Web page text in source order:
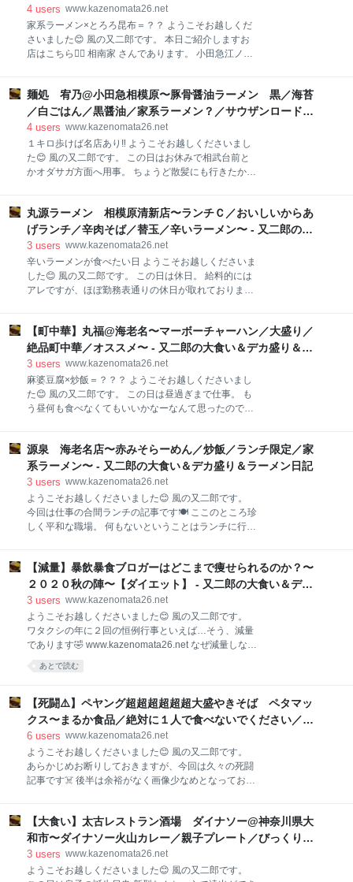
か？？ 実はワタクシ、ブログを始める前に２回ほど完
食しております。 まあとっくに大食いは引退してます
し、この日はコンディションもアレだったのでスルー
するつもりだったのですが、足が勝手にお店の前へ…
めて聞くよという方のために、富士山盛について解説
しておきますと、対象メニュー（冷たいおそば）の盛
りが普通、大盛、富士山盛と選ぶ
メン日記
4 users www.kazenomata26.net
家系ラーメン×とろろ昆布＝？？ ようこそお越しくだ
さいました😊 風の又二郎です。 本日ご紹介しますお
店はこちら💁‍♂️ 相南家 さんであります。 小田急江ノ島
ます⬇️ www.kazenomata26.net こちらはかつて横浜に
あった「岳家」の流れを汲むお店でして、本格的な家
系ラーメンが食べられる隠れた名店と言うべき存在で
あります😊 開店と同時に入店‼️ 後客は３名ほど。 現
在、営業時間と定休日を変更しています⬇️ 夜の部は休
業、夜しか営業していなかった火曜日は当然のごとく
ンナップ😊 トッピングのとろろ昆布が珍しいですね😆
そんなわけで今回は… ラーメン＋のり＋とろろ昆布＋
ラ
麺処 宥乃@小田急相模原〜豚骨醤油ラーメン 黒／海苔
／白ごはん／黒醤油／家系ラーメン？／サウザンロード〜
- 又二郎の大食い＆デカ盛り＆ラーメン日記
4 users www.kazenomata26.net
１キロ歩けば名店あり‼️ ようこそお越しくださいまし
た😊 風の又二郎です。 この日はお休みで相武台前と
かオダサガ方面へ用事。 ちょうど散髪にも行きたかっ
連食も考えましたが、夜だしさすがにやめておこうと
いうことで、距離的に近かったこちらへ💁‍♂️ 麺処 宥乃
さんであります。 場所は相模原市南区、小田急相模原
駅から徒歩で１５分くらいのところでしょうか？ 北口
を出てすぐのところに「サウザンロード」、通称「国
立病院通り」という商店街がありますので、そこをひ
つまり１０００ということで、どうやら全長１キロあ
るんだそうです。 体感的にはもっと長いような気がし
ないでもないですが、まあそう書いてあるんです
丸源ラーメン 相模原清新店〜ランチＣ／おいしいからあ
げランチ／辛肉そば／替玉／辛いラーメン〜 - 又二郎の大
食い＆デカ盛り＆ラーメン日記
3 users www.kazenomata26.net
辛いラーメンが食べたい日 ようこそお越しくださいま
した😊 風の又二郎です。 この日は休日。 給料的には
アレですが、ほぼ勤務表通りの休日が取れておりまし
べたら非常にありがたいことです😊 そんな休日、買い
物の帰りに立ち寄りましたのはこちら💁‍♂️ 丸源ラーメン
相模原清新店 さんであります。 場所は国道１６号線、
清新小学校を越えて八王子方面に少し走った左側にあ
ります。 以前も子供と来ました⬇️
www.kazenomata26.net 前回訪問時にもらった割引券
ごろの到着で先客は数組。 ロードサイド店ですから、
おそらく勝負はディナータイムor休日なんでしょう
ね〜🤔 そんなことを考え
【町中華】丸福@海老名〜マーボーチャーハン／大盛り／
絶品町中華／オススメ〜 - 又二郎の大食い＆デカ盛り＆ラ
ーメン日記
3 users www.kazenomata26.net
麻婆豆腐×炒飯＝？？？ ようこそお越しくださいまし
た😊 風の又二郎です。 この日は昼過ぎまで仕事。 も
う昼何も食べなくてもいいかなーなんて思ったのです
５分くらいかな？ 一度ご紹介しています⬇️
www.kazenomata26.net ずっと前から食べてみたかっ
たメニューがあるのを思い出しまして、どうやら身体
がそれを思い出したようです🤣 早速入店 タイミングを
見計らい、ご主人のアイコンタクトを機にオーダーし
ましたのは… マーボーチャーハン 大盛り ちょうど
りにも美味しそうでしてね…😆 そういえば職場近くの
丸福さんにもあったよな？ってなことを思い出し、食
べに行ってみた次第であ
源泉 海老名店〜赤みそらーめん／炒飯／ランチ限定／家
系ラーメン〜 - 又二郎の大食い＆デカ盛り＆ラーメン日記
3 users www.kazenomata26.net
ようこそお越しくださいました😊 風の又二郎です。
今回は仕事の合間ランチの記事です🍽 ここのところ珍
しく平和な職場。 何もないということはランチに行く
家系らーめん 源泉 さんであります。 一度記事にして
おります⬇️ www.kazenomata26.net 前回は夜の訪問で
したが、今回は昼。 とある休日の昼過ぎ、人通りの少
ない「えびーロード」を歩いて到着‼️ 相変わらず分か
りにくい入口を進みまして、店頭にたどり着きました
😅 ガラッと扉を開け、右側の券売機にて食券を購入し
部で¥1560の豪華ランチになってしまいました😅 炒飯
気になっていたんです😆 そんな感じで入店しますと、
店内
【減量】暴飲暴食ブロガーはどこまで痩せられるのか？〜
２０２０秋の陣〜【ダイエット】 - 又二郎の大食い＆デカ
盛り＆ラーメン日記
3 users www.kazenomata26.net
ようこそお越しくださいました😊 風の又二郎です。
ワタクシの年に２回の恒例行事といえば…そう、減量
であります🤣 www.kazenomata26.net なぜ減量しなけ
ればならんのか？ その理由は… 適性検査 というもの
があるからです。 ブログで飯を食っているわけではな
断も兼ねた適性検査が行われるのです。 毎年４月と１
１月にあるわけですが、今年は新型なんちゃらの影響
により、春はワタクシが行った初日のみ実施され２日
程。 だもんで、例年ですと採血とかそういうのは春だ
けなのですが、今年は秋にも採血なんかをやらなけれ
ばならんというまさかの事態💦 …ていうか春に受けら
秋もストイックにやります💪 スタートは12月2日、ゴ
ールは12月23日‼️ ですの
あとで読む
【死闘⚠️】ペヤング超超超超超超大盛やきそば ペタマッ
クス〜まるか食品／絶対に１人で食べないでください／４
１８４キロカロリー／デカ盛り〜【11/16一般発売】 - 又二
郎の大食い＆デカ盛り＆ラーメン日記
6 users www.kazenomata26.net
ようこそお越しくださいました😊 風の又二郎です。
あらかじめお断りしておきますが、今回は久々の死闘
記事です☠️ 後半は余裕がなく画像少なめとなっており
をゲット⬇️ ペヤング超超超超超超大盛やきそば ペタ
マックス であります。 www.kazenomata26.net こち
らの記事をリリースした１１月１６日に、スーパーな
どで一般発売が開始されております。 いや、本当のこ
とを言うと今回はスルーしようかと思ってたんです
【大食い】太古レストラン酒場 ダイナソー@神奈川県大
和市〜ダイナソー火山カレー／親子プレート／びっくりプ
レート／恐竜レストラン／子供歓迎〜 - 又二郎の大食い＆
デカ盛り＆ラーメン日記
3 users www.kazenomata26.net
ようこそお越しくださいました😊 風の又二郎です。